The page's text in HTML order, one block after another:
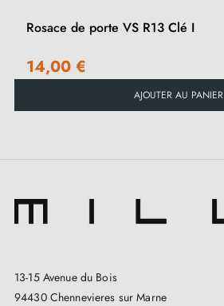
adaptée à vos besoins.
Rosace de porte VS R13 Clé I
14,00 €
AJOUTER AU PANIER
13-15 Avenue du Bois
94430 Chennevieres sur Marne